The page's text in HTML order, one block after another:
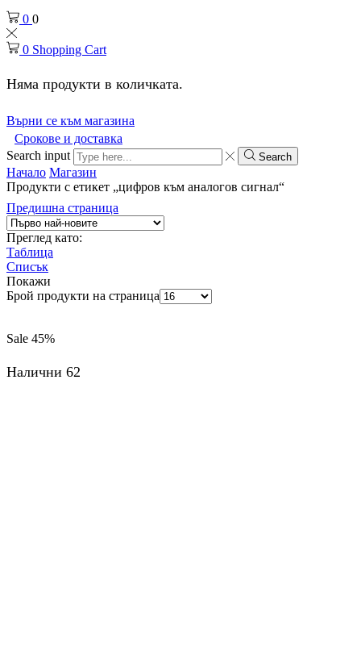
0 0
0 Shopping Cart
Няма продукти в количката.
Върни се към магазина
Срокове и доставка
Search input
Search
Начало Магазин
Продукти с етикет „цифров към аналогов сигнал“
Предишна страница
Преглед като:
Таблица
Списък
Покажи
Брой продукти на страница
Sale 45%
Налични 62